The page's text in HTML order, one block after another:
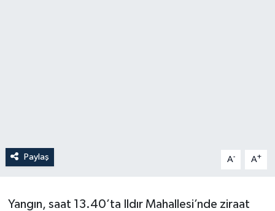
Paylaş A- A+
Yangın, saat 13.40’ta Ildır Mahallesi’nde ziraat